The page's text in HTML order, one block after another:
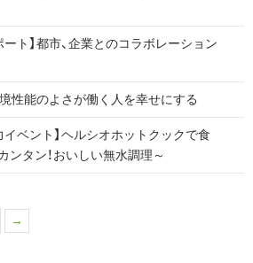
ート】都市、企業とのコラボレーション
境性能のよさが働く人を幸せにする
イベント】ヘルシオホットクックで食
ンタン！おいしい無水調理～
→